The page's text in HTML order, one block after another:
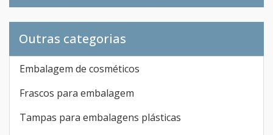
Outras categorias
Embalagem de cosméticos
Frascos para embalagem
Tampas para embalagens plásticas